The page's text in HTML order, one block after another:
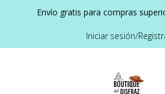
Envío gratis para compras
Iniciar sesión/